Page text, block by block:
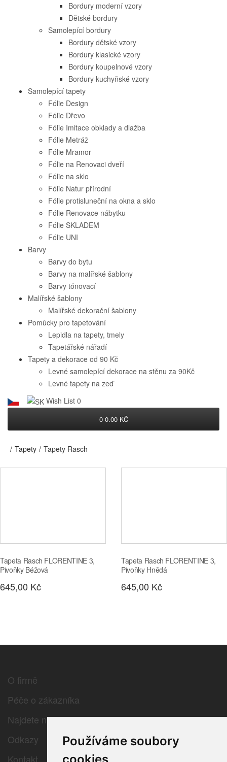
Používáme soubory
Bordury moderní vzory
Dětské bordury
Samolepící bordury
Bordury dětské vzory
Bordury klasické vzory
Bordury koupelnové vzory
Bordury kuchyňské vzory
Samolepící tapety
Fólie Design
Fólie Dřevo
Fólie Imitace obklady a dlažba
Fólie Metráž
Fólie Mramor
Fólie na Renovaci dveří
Fólie na sklo
Fólie Natur přírodní
Fólie protisluneční na okna a sklo
Fólie Renovace nábytku
Fólie SKLADEM
Fólie UNI
Barvy
Barvy do bytu
Barvy na malířské šablony
Barvy tónovací
Malířské šablony
Malířské dekorační šablony
Pomůcky pro tapetování
Lepidla na tapety, tmely
Tapetářské nářadí
Tapety a dekorace od 90 Kč
Levné samolepící dekorace na stěnu za 90Kč
Levné tapety na zeď
Wish List 0
0 0.00 KČ
Tapety Tapety Rasch
Tapeta Rasch FLORENTINE 3,
Pivoňky Béžová
645,00 Kč
Tapeta Rasch FLORENTINE 3,
Pivoňky Hnědá
645,00 Kč
O firmě
Péče o zákazníka
Najdete nás
Odkazy
Kontakt